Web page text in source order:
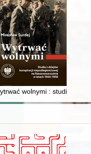
: historia i
wolnymi : studia z